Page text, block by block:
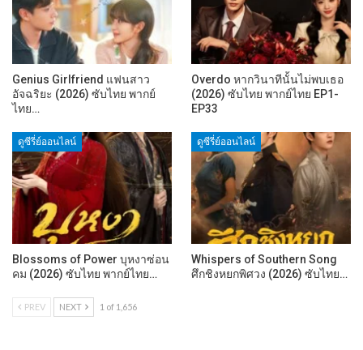
Genius Girlfriend แฟนสาว
อัจฉริยะ (2026) ซับไทย พากย์
ไทย…
Overdo หากวินาทีนั้นไม่พบเธอ
(2026) ซับไทย พากย์ไทย EP1-
EP33
ดูซีรี่ย์ออนไลน์
Blossoms of Power บุหงาซ่อน
คม (2026) ซับไทย พากย์ไทย…
ดูซีรี่ย์ออนไลน์
Whispers of Southern Song
ศึกชิงหยกพิศวง (2026) ซับไทย…
PREV NEXT 1 of 1,656